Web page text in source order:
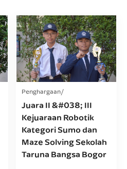
Penghargaan
Juara II &#038; III
Kejuaraan Robotik
Kategori Sumo dan
Maze Solving Sekolah
Taruna Bangsa Bogor